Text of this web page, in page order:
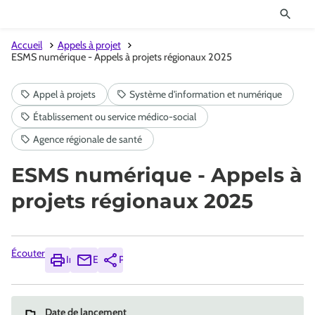
Accueil
Appels à projet
ESMS numérique - Appels à projets régionaux 2025
ESMS numérique - Appels à
projets régionaux 2025
Écouter
ImprimerEnvoyerPartager
Date de lancement